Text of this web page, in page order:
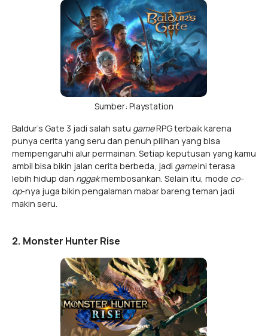
Sumber: Playstation
Baldur's Gate 3 jadi salah satu gameRPG terbaik karena
punya cerita yang seru dan penuh pilihan yang bisa
mempengaruhi alur permainan. Setiap keputusan yang kamu
ambil bisa bikin jalan cerita berbeda, jadi gameini terasa
lebih hidup dan nggakmembosankan. Selain itu, mode co-
op-nya juga bikin pengalaman mabar bareng teman jadi
makin seru.
2. Monster Hunter Rise